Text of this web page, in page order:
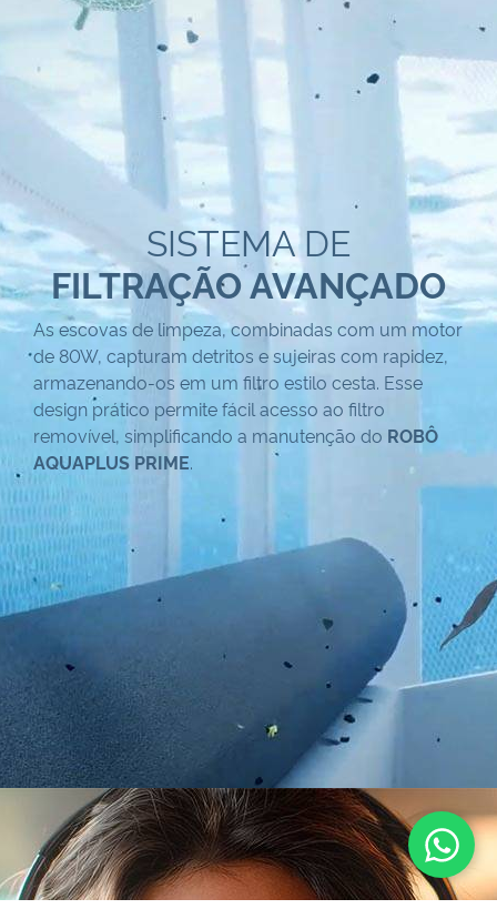
SISTEMA DE
FILTRAÇÃO AVANÇADO
As escovas de limpeza, combinadas com um motor
de 80W, capturam detritos e sujeiras com rapidez,
armazenando-os em um filtro estilo cesta. Esse
design prático permite fácil acesso ao filtro
removível, simplificando a manutenção do ROBÔ
AQUAPLUS PRIME.